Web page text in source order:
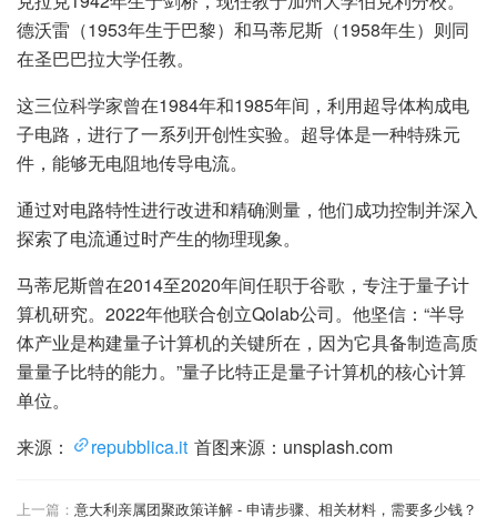
德沃雷（1953年生于巴黎）和马蒂尼斯（1958年生）则同
在圣巴巴拉大学任教。
这三位科学家曾在1984年和1985年间，利用超导体构成电
子电路，进行了一系列开创性实验。超导体是一种特殊元
件，能够无电阻地传导电流。
通过对电路特性进行改进和精确测量，他们成功控制并深入
探索了电流通过时产生的物理现象。
马蒂尼斯曾在2014至2020年间任职于谷歌，专注于量子计
算机研究。2022年他联合创立Qolab公司。他坚信：“半导
体产业是构建量子计算机的关键所在，因为它具备制造高质
量量子比特的能力。”量子比特正是量子计算机的核心计算
单位。
来源：
repubblica.it 首图来源：unsplash.com
上一篇： 意大利亲属团聚政策详解 - 申请步骤、相关材料，需要多少钱？